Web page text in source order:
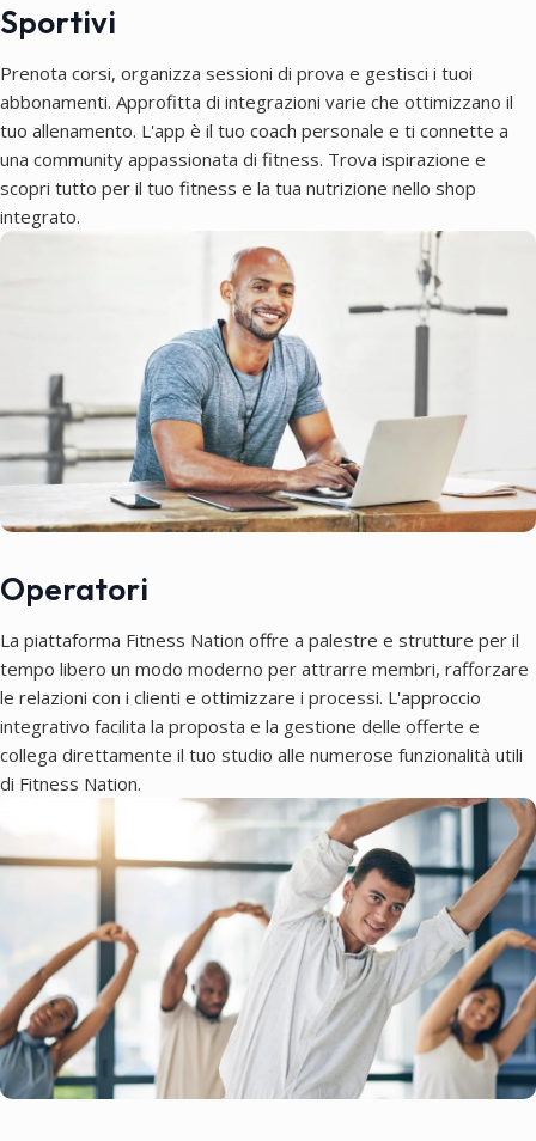
Sportivi
Prenota corsi, organizza sessioni di prova e gestisci i tuoi
abbonamenti. Approfitta di integrazioni varie che ottimizzano il
tuo allenamento. L'app è il tuo coach personale e ti connette a
una community appassionata di fitness. Trova ispirazione e
scopri tutto per il tuo fitness e la tua nutrizione nello shop
integrato.
Operatori
La piattaforma Fitness Nation offre a palestre e strutture per il
tempo libero un modo moderno per attrarre membri, rafforzare
le relazioni con i clienti e ottimizzare i processi. L'approccio
integrativo facilita la proposta e la gestione delle offerte e
collega direttamente il tuo studio alle numerose funzionalità utili
di Fitness Nation.